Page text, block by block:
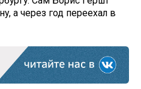
а через год переехал в